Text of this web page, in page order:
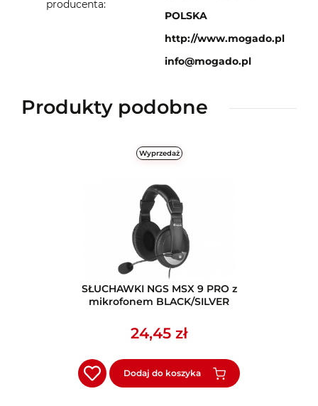
producenta:
POLSKA
http://www.mogado.pl
info@mogado.pl
Produkty podobne
Wyprzedaż
SŁUCHAWKI NGS MSX 9 PRO z
mikrofonem BLACK/SILVER
24,45 zł
Dodaj do koszyka